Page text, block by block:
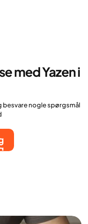
med Yazen i
besvare nogle spørgsmål